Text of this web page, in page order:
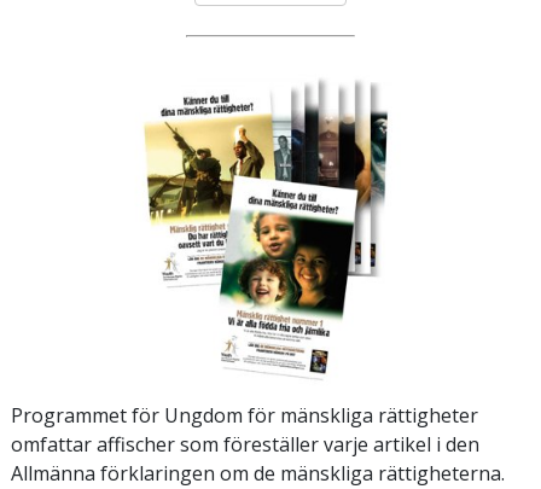
Programmet för Ungdom för mänskliga rättigheter
omfattar affischer som föreställer varje artikel i den
Allmänna förklaringen om de mänskliga rättigheterna.